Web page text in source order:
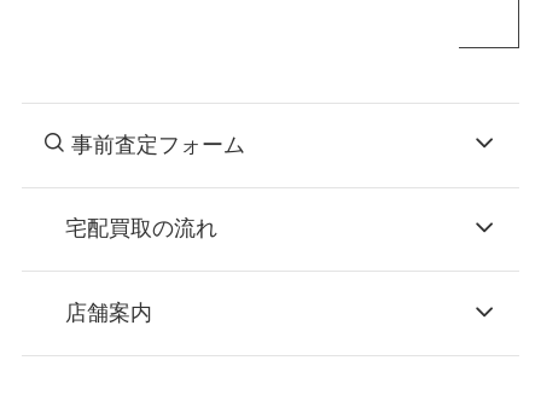
事前査定フォーム
宅配買取の流れ
お申込み
店舗案内